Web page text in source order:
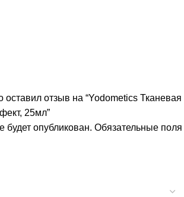
оставил отзыв на “Yodometics Тканевая
25мл”
опубликован. Обязательные поля